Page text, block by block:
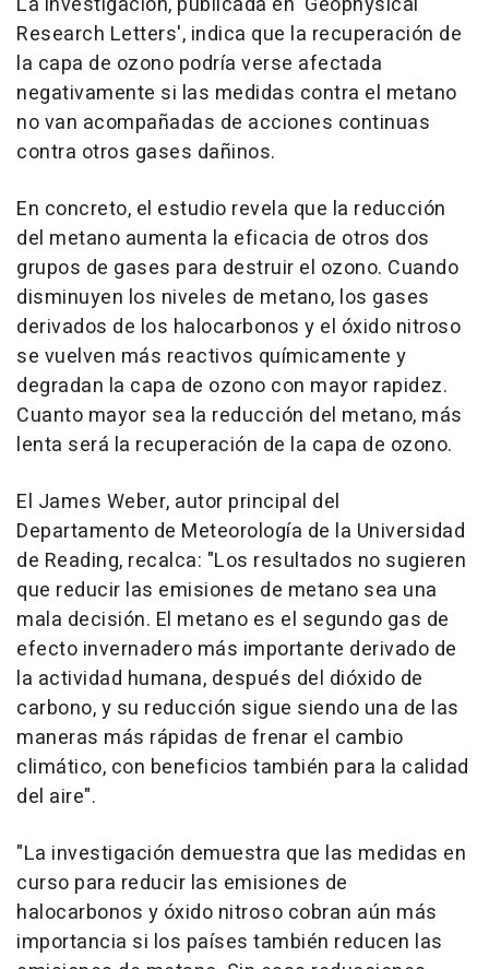
Research Letters', indica que la recuperación de
la capa de ozono podría verse afectada
negativamente si las medidas contra el metano
no van acompañadas de acciones continuas
contra otros gases dañinos.
En concreto, el estudio revela que la reducción
del metano aumenta la eficacia de otros dos
grupos de gases para destruir el ozono. Cuando
disminuyen los niveles de metano, los gases
derivados de los halocarbonos y el óxido nitroso
se vuelven más reactivos químicamente y
degradan la capa de ozono con mayor rapidez.
Cuanto mayor sea la reducción del metano, más
lenta será la recuperación de la capa de ozono.
El James Weber, autor principal del
Departamento de Meteorología de la Universidad
de Reading, recalca: "Los resultados no sugieren
que reducir las emisiones de metano sea una
mala decisión. El metano es el segundo gas de
efecto invernadero más importante derivado de
la actividad humana, después del dióxido de
carbono, y su reducción sigue siendo una de las
maneras más rápidas de frenar el cambio
climático, con beneficios también para la calidad
del aire".
"La investigación demuestra que las medidas en
curso para reducir las emisiones de
halocarbonos y óxido nitroso cobran aún más
importancia si los países también reducen las